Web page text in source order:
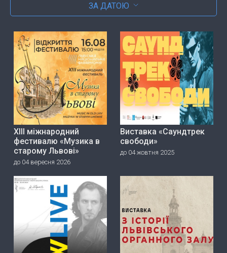
ЗА ДАТОЮ
ХІІІ міжнародний
фестивалю «Музика в
старому Львові»
до 04 вересня 2026
Виставка «Саундтрек
свободи»
до 04 жовтня 2025